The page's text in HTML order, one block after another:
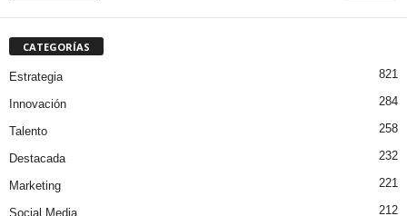
CATEGORÍAS
Estrategia 821
Innovación 284
Talento 258
Destacada 232
Marketing 221
Social Media 212